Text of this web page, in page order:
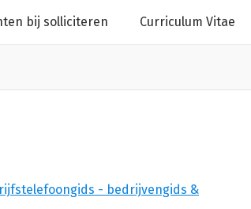
bij solliciteren Curriculum Vitae
- bedrijvengids &